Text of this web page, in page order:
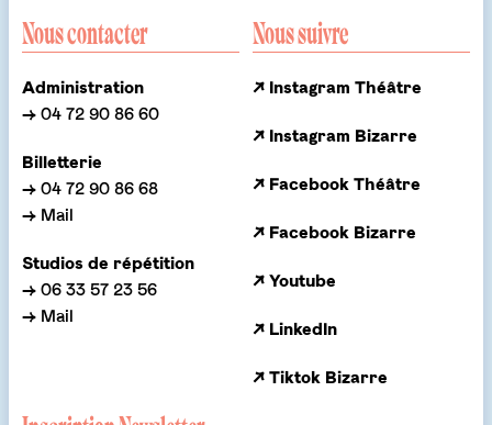
Nous contacter
Administration
→ 04 72 90 86 60
Billetterie
→ 04 72 90 86 68
→ Mail
Studios de répétition
→ 06 33 57 23 56
→ Mail
Nous suivre
↗ Instagram Théâtre
↗ Instagram Bizarre
↗ Facebook Théâtre
↗ Facebook Bizarre
↗ Youtube
↗ LinkedIn
↗ Tiktok Bizarre